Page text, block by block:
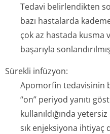
Tedavi belirlendikten
bazı hastalarda
çok az hastada kusma
başarıyla
Sürekli infüzyon:
Apomorfin tedavisinin
“on” periyod yanıtı
kullanıldığında
sık enjeksiyona ihtiyaç